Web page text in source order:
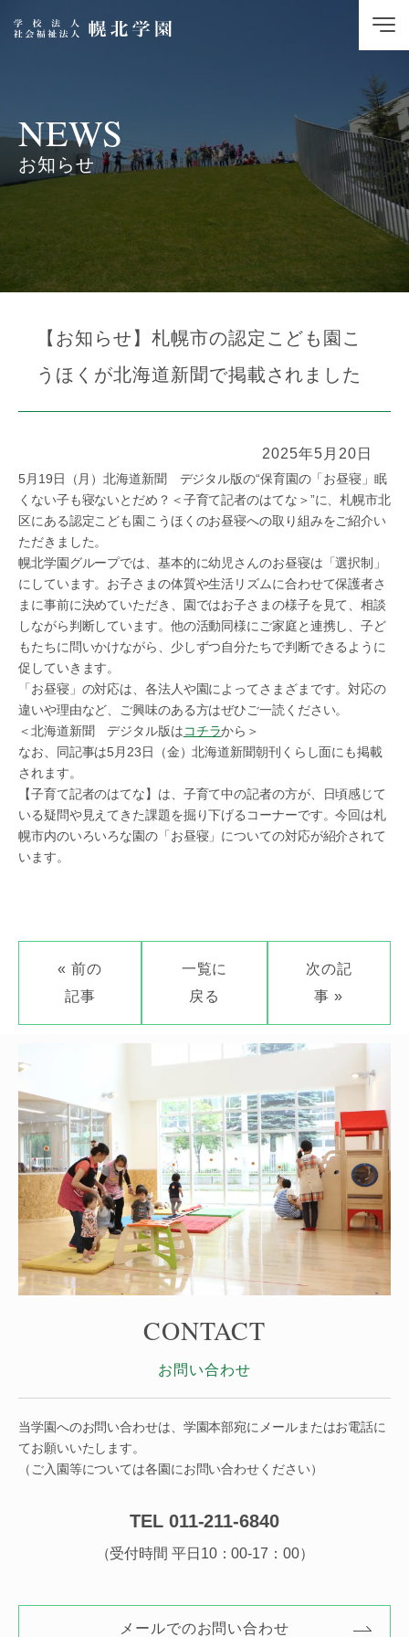
NEWS
お知らせ
【お知らせ】札幌市の認定こども園こ
うほくが北海道新聞で掲載されました
2025年5月20日
5月19日（月）北海道新聞 デジタル版の“保育園の「お昼寝」眠
くない子も寝ないとだめ？＜子育て記者のはてな＞”に、札幌市北
区にある認定こども園こうほくのお昼寝への取り組みをご紹介い
ただきました。
幌北学園グループでは、基本的に幼児さんのお昼寝は「選択制」
にしています。お子さまの体質や生活リズムに合わせて保護者さ
まに事前に決めていただき、園ではお子さまの様子を見て、相談
しながら判断しています。他の活動同様にご家庭と連携し、子ど
もたちに問いかけながら、少しずつ自分たちで判断できるように
促していきます。
「お昼寝」の対応は、各法人や園によってさまざまです。対応の
違いや理由など、ご興味のある方はぜひご一読ください。
＜北海道新聞 デジタル版はコチラから＞
なお、同記事は5月23日（金）北海道新聞朝刊くらし面にも掲載
されます。
【子育て記者のはてな】は、子育て中の記者の方が、日頃感じて
いる疑問や見えてきた課題を掘り下げるコーナーです。今回は札
幌市内のいろいろな園の「お昼寝」についての対応が紹介されて
います。
« 前の
記事
一覧に
戻る
次の記
事 »
CONTACT
お問い合わせ
当学園へのお問い合わせは、学園本部宛にメールまたはお電話に
てお願いいたします。
（ご入園等については各園にお問い合わせください）
TEL 011-211-6840
（受付時間 平日10：00-17：00）
メールでのお問い合わせ